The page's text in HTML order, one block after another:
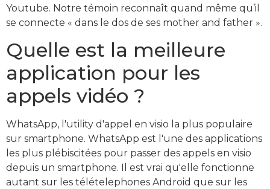
Youtube. Notre témoin reconnaît quand même qu’il
se connecte « dans le dos de ses mother and father ».
Quelle est la meilleure
application pour les
appels vidéo ?
WhatsApp, l'utility d'appel en visio la plus populaire
sur smartphone. WhatsApp est l'une des applications
les plus plébiscitées pour passer des appels en visio
depuis un smartphone. Il est vrai qu'elle fonctionne
autant sur les télételephones Android que sur les